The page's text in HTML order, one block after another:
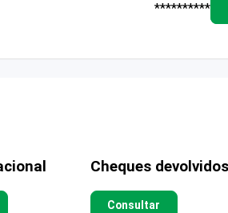
**********
Cheques devolvidos
Consultar